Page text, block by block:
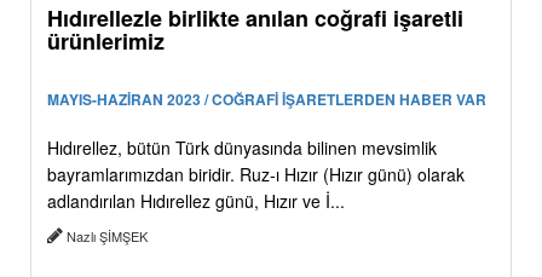
Hıdırellezle birlikte anılan coğrafi işaretli
ürünlerimiz
MAYIS-HAZİRAN 2023 / COĞRAFİ İŞARETLERDEN HABER VAR
Hıdırellez, bütün Türk dünyasında bilinen mevsimlik
bayramlarımızdan biridir. Ruz-ı Hızır (Hızır günü) olarak
adlandırılan Hıdırellez günü, Hızır ve İ...
Nazlı ŞİMŞEK